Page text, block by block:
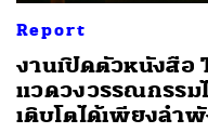
Report
งานเปิดตัวหนังสือ
แวดวงวรรณกรรม
เติบโตได้เพียงลำ
ค้นหา